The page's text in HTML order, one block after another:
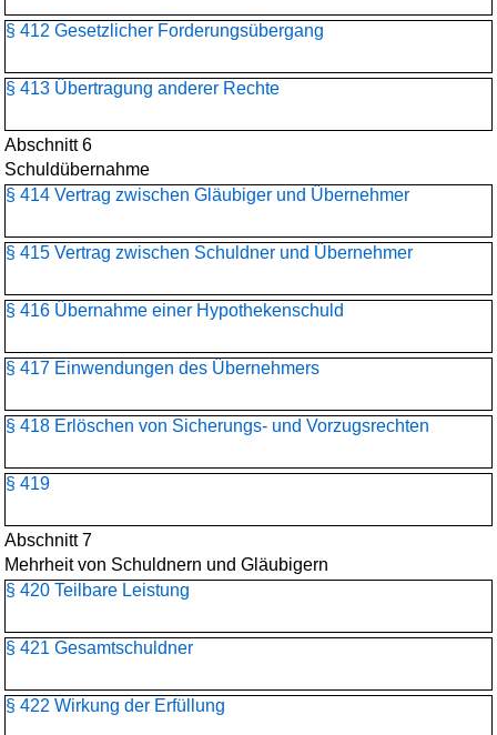
§ 412 Gesetzlicher Forderungsübergang
§ 413 Übertragung anderer Rechte
Abschnitt 6
Schuldübernahme
§ 414 Vertrag zwischen Gläubiger und Übernehmer
§ 415 Vertrag zwischen Schuldner und Übernehmer
§ 416 Übernahme einer Hypothekenschuld
§ 417 Einwendungen des Übernehmers
§ 418 Erlöschen von Sicherungs- und Vorzugsrechten
§ 419
Abschnitt 7
Mehrheit von Schuldnern und Gläubigern
§ 420 Teilbare Leistung
§ 421 Gesamtschuldner
§ 422 Wirkung der Erfüllung